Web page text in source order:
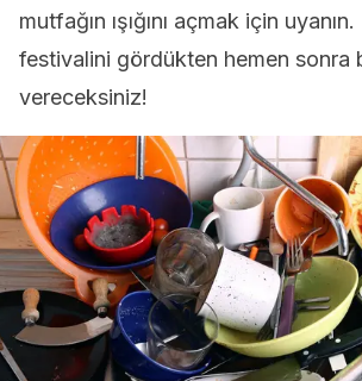
mutfağın ışığını açmak için
festivalini gördükten hemen sonra
vereceksiniz!